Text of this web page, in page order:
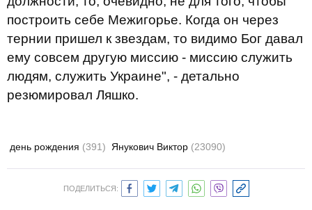
построить себе Межигорье. Когда он через
тернии пришел к звездам, то видимо Бог давал
ему совсем другую миссию - миссию служить
людям, служить Украине", - детально
резюмировал Ляшко.
день рождения (391) Янукович Виктор (23090)
ПОДЕЛИТЬСЯ: